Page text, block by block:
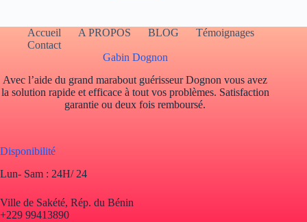
Accueil A PROPOS BLOG
Témoignages
Contact
Gabin Dognon
Avec l’aide du grand marabout guérisseur Dognon vous avez
la solution rapide et efficace à tout vos problèmes. Satisfaction
garantie ou deux fois remboursé.
Disponibilité
Lun- Sam : 24H/ 24
Ville de Sakété, Rép. du Bénin
+229 99413890